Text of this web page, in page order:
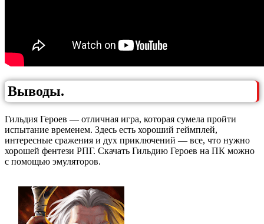
Выводы.
Гильдия Героев — отличная игра, которая сумела пройти
испытание временем. Здесь есть хороший геймплей,
интересные сражения и дух приключений — все, что нужно
хорошей фентези РПГ. Скачать Гильдию Героев на ПК можно
с помощью эмуляторов.